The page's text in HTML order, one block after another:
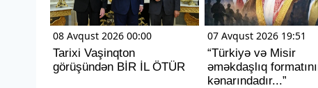
08 Avqust 2026 00:00
Tarixi Vaşinqton
görüşündən BİR İL ÖTÜR
07 Avqust 2026 19:51
“Türkiyə və Misir
əməkdaşlıq
kənarındadır...”